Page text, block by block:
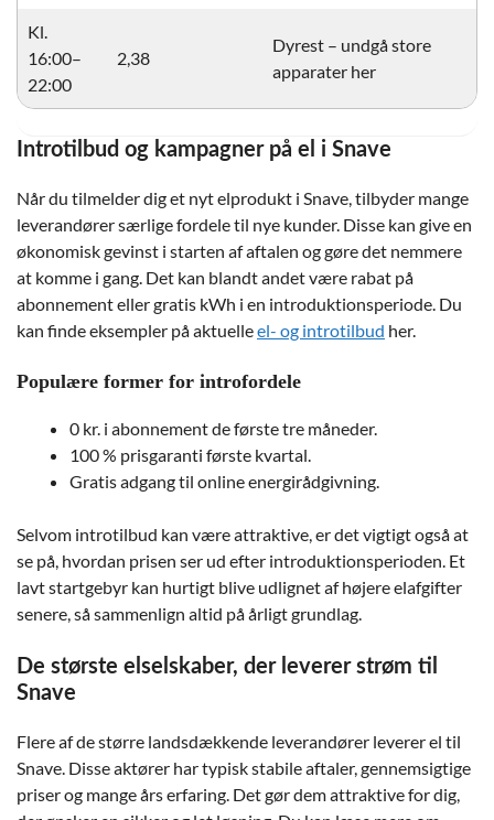
Kl.
16:00–
22:00
2,38
Dyrest – undgå store
apparater her
Introtilbud og kampagner på el i Snave
Når du tilmelder dig et nyt elprodukt i Snave, tilbyder mange
leverandører særlige fordele til nye kunder. Disse kan give en
økonomisk gevinst i starten af aftalen og gøre det nemmere
at komme i gang. Det kan blandt andet være rabat på
abonnement eller gratis kWh i en introduktionsperiode. Du
kan finde eksempler på aktuelleel- og introtilbud her.
Populære former for introfordele
0 kr. i abonnement de første tre måneder.
100 % prisgaranti første kvartal.
Gratis adgang til online energirådgivning.
Selvom introtilbud kan være attraktive, er det vigtigt også at
se på, hvordan prisen ser ud efter introduktionsperioden. Et
lavt startgebyr kan hurtigt blive udlignet af højere elafgifter
senere, så sammenlign altid på årligt grundlag.
De største elselskaber, der leverer strøm til
Snave
Flere af de større landsdækkende leverandører leverer el til
Snave. Disse aktører har typisk stabile aftaler, gennemsigtige
priser og mange års erfaring. Det gør dem attraktive for dig,